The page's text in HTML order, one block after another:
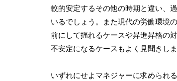
較的安定するその他の時期と違い、
いるでしょう。また現代の労働環境
前にして揺れるケースや昇進昇格の
不安定になるケースもよく見聞きしま
いずれにせよマネジャーに求められ